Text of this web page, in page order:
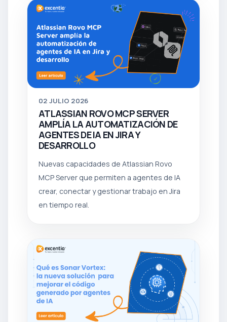
02 JULIO 2026
ATLASSIAN ROVO MCP SERVER
AMPLÍA LA AUTOMATIZACIÓN DE
AGENTES DE IA EN JIRA Y
DESARROLLO
Nuevas capacidades de Atlassian Rovo
MCP Server que permiten a agentes de IA
crear, conectar y gestionar trabajo en Jira
en tiempo real.